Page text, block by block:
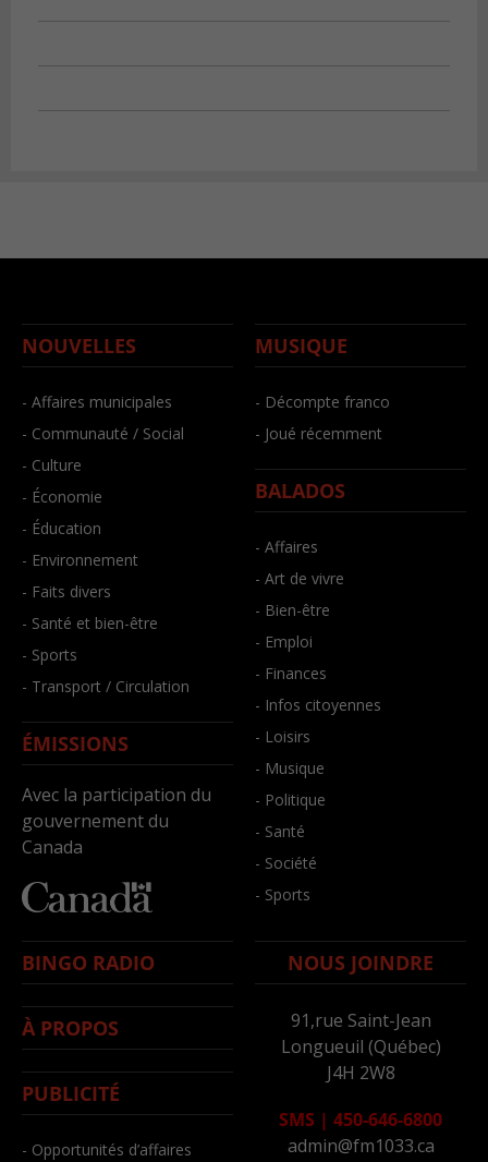
NOUVELLES
- Affaires municipales
- Communauté / Social
- Culture
- Économie
- Éducation
- Environnement
- Faits divers
- Santé et bien-être
- Sports
- Transport / Circulation
ÉMISSIONS
Avec la participation du
gouvernement du
Canada
MUSIQUE
- Décompte franco
- Joué récemment
BALADOS
- Affaires
- Art de vivre
- Bien-être
- Emploi
- Finances
- Infos citoyennes
- Loisirs
- Musique
- Politique
- Santé
- Société
- Sports
BINGO RADIO
À PROPOS
PUBLICITÉ
- Opportunités d’affaires
NOUS JOINDRE
91,rue Saint-Jean
Longueuil (Québec)
J4H 2W8
SMS | 450-646-6800
admin@fm1033.ca